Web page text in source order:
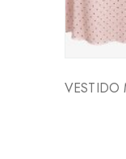
VESTIDO